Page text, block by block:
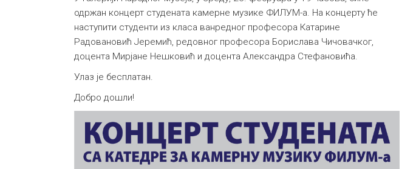
одржан концерт студената камерне музике ФИЛУМ-а. На концерту ће
наступити студенти из класа ванредног професора Катарине
Радовановић Јеремић, редовног професора Борислава Чичовачког,
доцента Мирјане Нешковић и доцента Александра Стефановића.
Улаз је бесплатан.
Добро дошли!